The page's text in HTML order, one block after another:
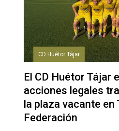
CD Huétor Tájar
El CD Huétor Tájar
acciones legales
la plaza vacante en
Federación